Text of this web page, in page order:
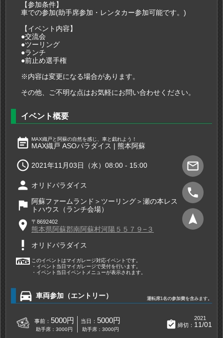
【参加条件】
車での参加(助手席参加・レンタカー参加可能です。)
【イベント内容】
●交流会
●ツーリング
●ランチ
●前止め選手権
※内容は変更になる場合があります。
その他、ご不明な点はお気軽にお問い合わせください。
イベント概要
event_note MAX織戸と阿蘇の自然を感じ、車と戯れよう！
MAX織戸 ASOパラダイス | 熊本阿蘇
 2021年11月03日（水）08:00 - 15:00
person オリドパラダイス
flag 阿蘇ファームランド＞ツーリング＞瀬の本レス
トハウス（ランチ会場）
place 〒8692402
熊本県阿蘇郡南阿蘇村河陽５５７９−３
priority_high オリドパラダイス
このイベントはマイガレージ対応イベントです。
・イベント当日マイガレージで受付を行います。
・イベント当日イベントメニューが表示されます。
mail_outline
phone
navigation
directions_car 車両参加（エントリー） 運転席1名の参加費を含みます。
事前： 5000円
助手席：3000円
当日： 5000円
助手席：3000円 assignment_turned_in 締切：
2021
11/01